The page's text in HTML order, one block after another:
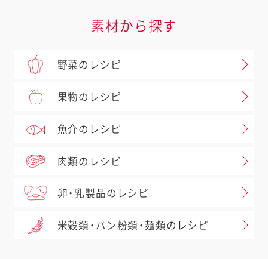
素材から探す
野菜のレシピ
果物のレシピ
魚介のレシピ
肉類のレシピ
卵・乳製品のレシピ
米穀類・パン粉類・麺類のレシピ